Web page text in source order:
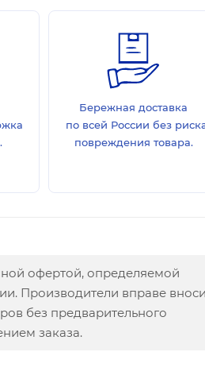
Бережная доставка
по всей России без
повреждения товара.
офертой, определяемой
Производители вправе
без предварительного
заказа.